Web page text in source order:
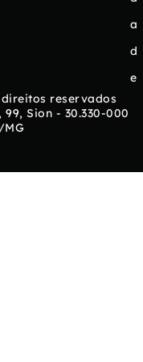
a
d
e
direitos reservados
Sion - 30.330-000